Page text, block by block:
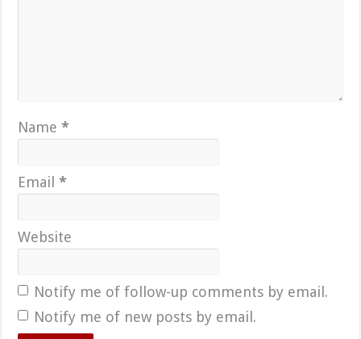
Name*
Email*
Website
Notify me of follow-up comments by email.
Notify me of new posts by email.